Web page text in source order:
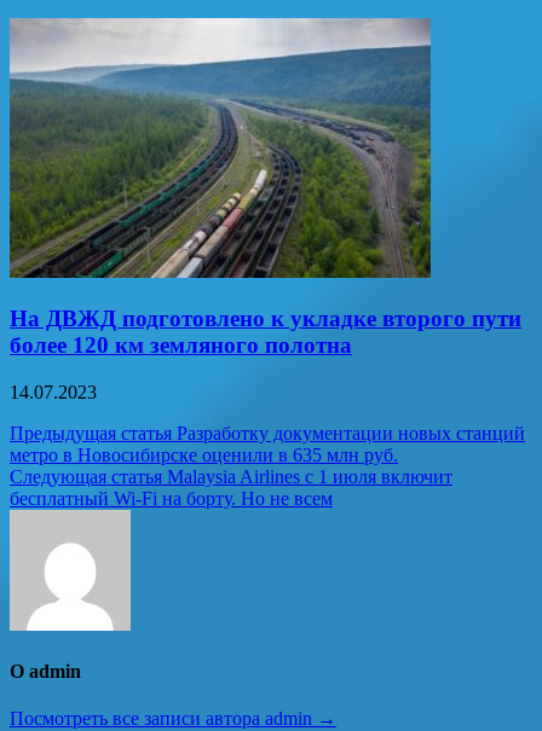
На ДВЖД подготовлено к укладке второго пути
более 120 км земляного полотна
14.07.2023
Навигация
по
записям
Предыдущая статья Разработку документации новых станций
метро в Новосибирске оценили в 635 млн руб.
Следующая статья Malaysia Airlines с 1 июля включит
бесплатный Wi-Fi на борту. Но не всем
О admin
Посмотреть все записи автора admin →